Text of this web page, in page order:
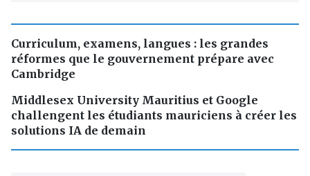
Curriculum, examens, langues : les grandes
réformes que le gouvernement prépare avec
Cambridge
Middlesex University Mauritius et Google
challengent les étudiants mauriciens à créer les
solutions IA de demain